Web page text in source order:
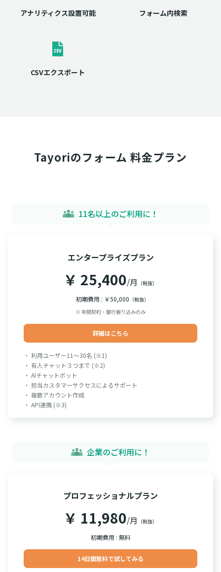
アナリティクス設置可能 フォーム内検索
CSVエクスポート
Tayoriのフォーム 料金プラン
11名以上のご利用に！
エンタープライズプラン
￥ 25,400/月 （税抜）
初期費用 : ￥50,000 （税抜）
※ 年間契約・銀行振り込みのみ
詳細はこちら
・ 利用ユーザー11～30名 (※1)
・ 有人チャット３つまで (※2)
・ AIチャットボット
・ 担当カスタマーサクセスによるサポート
・ 複数アカウント作成
・ API連携 (※3)
企業のご利用に！
プロフェッショナルプラン
￥ 11,980/月 （税抜）
初期費用 : 無料
14日間無料で試してみる